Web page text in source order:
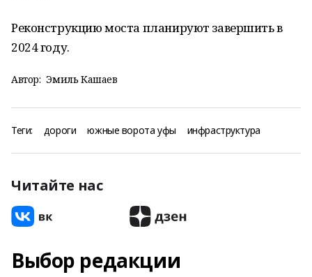
Реконструкцию моста планируют завершить в
2024 году.
Автор: Эмиль Кашаев
Теги: дороги южные ворота уфы инфраструктура
Читайте нас
Выбор редакции